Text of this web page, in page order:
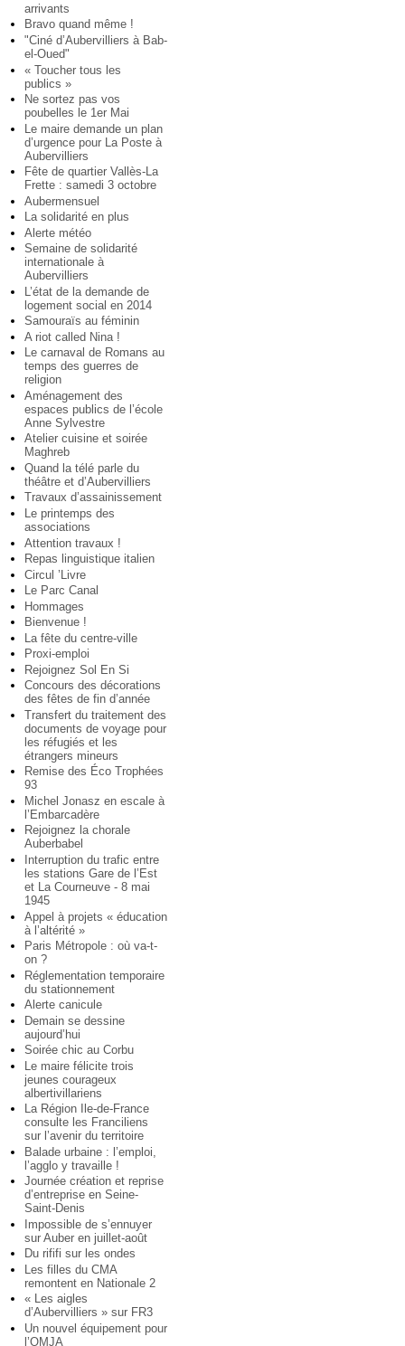
arrivants
Bravo quand même !
"Ciné d’Aubervilliers à Bab-
el-Oued"
« Toucher tous les
publics »
Ne sortez pas vos
poubelles le 1er Mai
Le maire demande un plan
d’urgence pour La Poste à
Aubervilliers
Fête de quartier Vallès-La
Frette : samedi 3 octobre
Aubermensuel
La solidarité en plus
Alerte météo
Semaine de solidarité
internationale à
Aubervilliers
L’état de la demande de
logement social en 2014
Samouraïs au féminin
A riot called Nina !
Le carnaval de Romans au
temps des guerres de
religion
Aménagement des
espaces publics de l’école
Anne Sylvestre
Atelier cuisine et soirée
Maghreb
Quand la télé parle du
théâtre et d’Aubervilliers
Travaux d’assainissement
Le printemps des
associations
Attention travaux !
Repas linguistique italien
Circul ’Livre
Le Parc Canal
Hommages
Bienvenue !
La fête du centre-ville
Proxi-emploi
Rejoignez Sol En Si
Concours des décorations
des fêtes de fin d’année
Transfert du traitement des
documents de voyage pour
les réfugiés et les
étrangers mineurs
Remise des Éco Trophées
93
Michel Jonasz en escale à
l’Embarcadère
Rejoignez la chorale
Auberbabel
Interruption du trafic entre
les stations Gare de l’Est
et La Courneuve - 8 mai
1945
Appel à projets « éducation
à l’altérité »
Paris Métropole : où va-t-
on ?
Réglementation temporaire
du stationnement
Alerte canicule
Demain se dessine
aujourd’hui
Soirée chic au Corbu
Le maire félicite trois
jeunes courageux
albertivillariens
La Région Ile-de-France
consulte les Franciliens
sur l’avenir du territoire
Balade urbaine : l’emploi,
l’agglo y travaille !
Journée création et reprise
d’entreprise en Seine-
Saint-Denis
Impossible de s’ennuyer
sur Auber en juillet-août
Du rififi sur les ondes
Les filles du CMA
remontent en Nationale 2
« Les aigles
d’Aubervilliers » sur FR3
Un nouvel équipement pour
l’OMJA